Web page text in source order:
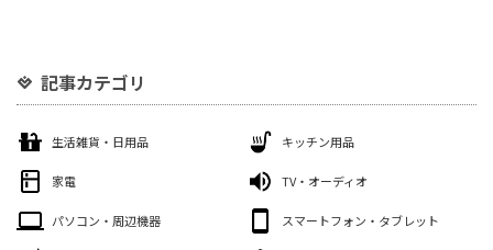
記事カテゴリ
生活雑貨・日用品 キッチン用品
家電 TV・オーディオ
パソコン・周辺機器 スマートフォン・タブレット